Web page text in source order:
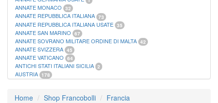
ANNATE MONACO 32
ANNATE REPUBBLICA ITALIANA 73
ANNATE REPUBBLICA ITALIANA USATE 35
ANNATE SAN MARINO 67
ANNATE SOVRANO MILITARE ORDINE DI MALTA 42
ANNATE SVIZZERA 45
ANNATE VATICANO 64
ANTICHI STATI ITALIANI SICILIA 2
AUSTRIA 178
CASTELROSSO 10
Home Shop Francobolli
Francia